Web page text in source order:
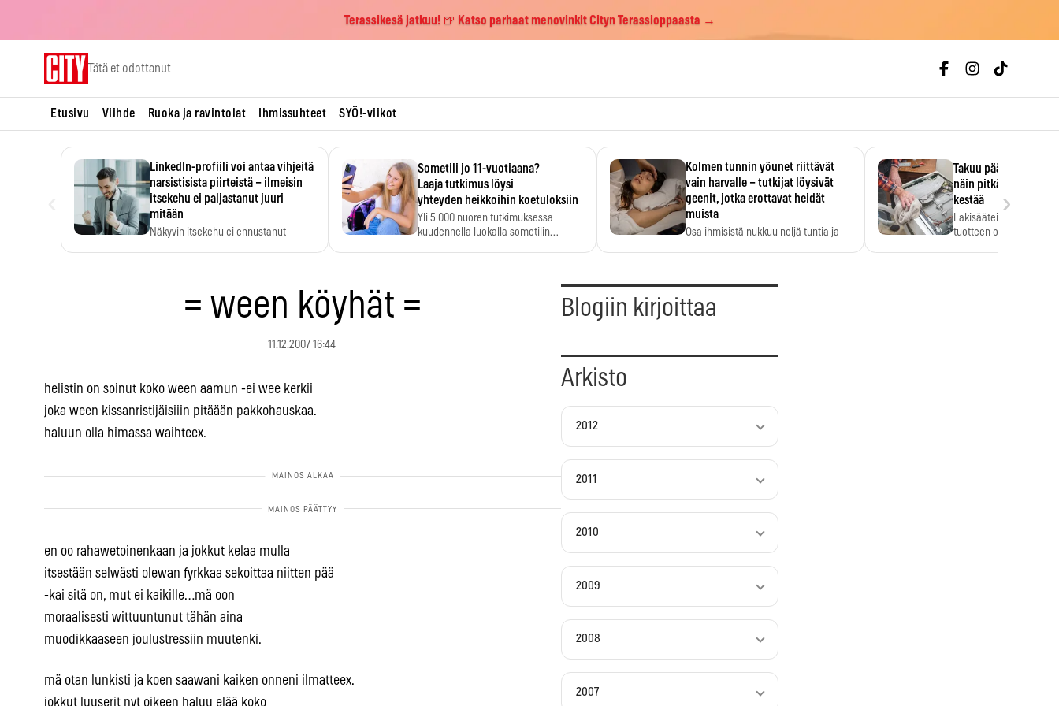
Terassikesä jatkuu! 🍺 Katso parhaat menovinkit Cityn Terassioppaasta →
Tätä et odottanut
Etusivu Viihde Ruoka ja ravintolat Ihmissuhteet SYÖ!-viikot
LinkedIn-profiili voi antaa vihjeitä
narsistisista piirteistä – ilmeisin
itsekehu ei paljastanut juuri
mitään
Näkyvin itsekehu ei ennustanut
Sometili jo 11-vuotiaana?
Laaja tutkimus löysi
yhteyden heikkoihin koetuloksiin
Yli 5 000 nuoren tutkimuksessa
kuudennella luokalla sometilin…
Kolmen tunnin yöunet riittävät
vain harvalle – tutkijat löysivät
geenit, jotka erottavat heidät
muista
Osa ihmisistä nukkuu neljä tuntia ja
Takuu päättyi,
näin pitkään
kestää
Lakisääteinen
tuotteen oletetun
›
= ween köyhät =
11.12.2007 16:44
helistin on soinut koko ween aamun -ei wee kerkii
joka ween kissanristijäisiiin pitäään pakkohauskaa.
haluun olla himassa waihteex.
en oo rahawetoinenkaan ja jokkut kelaa mulla
itsestään selwästi olewan fyrkkaa sekoittaa niitten pää
-kai sitä on, mut ei kaikille…mä oon
moraalisesti wittuuntunut tähän aina
muodikkaaseen joulustressiin muutenki.
mä otan lunkisti ja koen saawani kaiken onneni ilmatteex.
jokkut luuserit nyt oikeen haluu elää koko
Blogiin kirjoittaa
Arkisto
2012
2011
2010
2009
2008
2007